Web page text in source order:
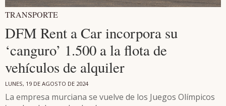
TRANSPORTE
DFM Rent a Car incorpora su
‘canguro’ 1.500 a la flota de
vehículos de alquiler
LUNES, 19 DE AGOSTO DE 2024
La empresa murciana se vuelve de los Juegos Olímpicos